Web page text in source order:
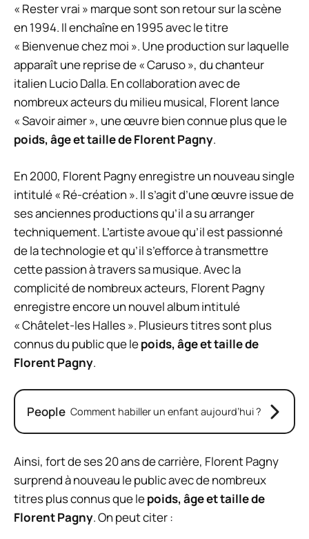
« Rester vrai » marque sont son retour sur la scène
en 1994. Il enchaîne en 1995 avec le titre
« Bienvenue chez moi ». Une production sur laquelle
apparaît une reprise de « Caruso », du chanteur
italien Lucio Dalla. En collaboration avec de
nombreux acteurs du milieu musical, Florent lance
« Savoir aimer », une œuvre bien connue plus que le
poids, âge et taille de Florent Pagny.
En 2000, Florent Pagny enregistre un nouveau single
intitulé « Ré-création ». Il s’agit d’une œuvre issue de
ses anciennes productions qu’il a su arranger
techniquement. L’artiste avoue qu’il est passionné
de la technologie et qu’il s’efforce à transmettre
cette passion à travers sa musique. Avec la
complicité de nombreux acteurs, Florent Pagny
enregistre encore un nouvel album intitulé
« Châtelet-les Halles ». Plusieurs titres sont plus
connus du public que lepoids, âge et taille de
Florent Pagny.
People Comment habiller un enfant aujourd’hui ?
Ainsi, fort de ses 20 ans de carrière, Florent Pagny
surprend à nouveau le public avec de nombreux
titres plus connus que lepoids, âge et taille de
Florent Pagny. On peut citer :